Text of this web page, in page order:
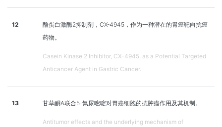
12
酪蛋白激酶2抑制剂，CX-4945，作为一种潜在的胃癌靶向抗癌
药物。
Casein Kinase 2 Inhibitor, CX-4945, as a Potential Targeted
Anticancer Agent in Gastric Cancer.
13 甘草酮A联合5-氟尿嘧啶对胃癌细胞的抗肿瘤作用及其机制。
Antitumor effects and the underlying mechanism of